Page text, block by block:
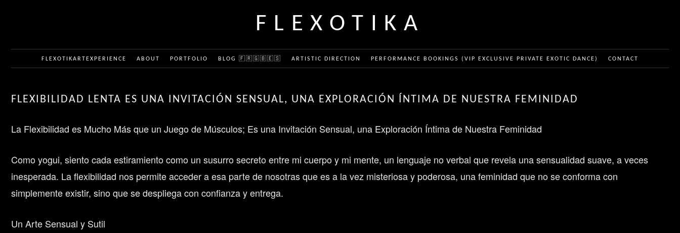
FLEXOTIKA
FLEXOTIKARTEXPERIENCE ABOUT PORTFOLIO BLOG 🇫🇷🇬🇧🇪🇸 ARTISTIC DIRECTION PERFORMANCE BOOKINGS (VIP EXCLUSIVE PRIVATE EXOTIC DANCE) CONTACT
FLEXIBILIDAD LENTA ES UNA INVITACIÓN SENSUAL, UNA EXPLORACIÓN ÍNTIMA DE NUESTRA FEMINIDAD
La Flexibilidad es Mucho Más que un Juego de Músculos; Es una Invitación Sensual, una Exploración Íntima de Nuestra Feminidad
Como yogui, siento cada estiramiento como un susurro secreto entre mi cuerpo y mi mente, un lenguaje no verbal que revela una sensualidad suave, a veces
inesperada. La flexibilidad nos permite acceder a esa parte de nosotras que es a la vez misteriosa y poderosa, una feminidad que no se conforma con
simplemente existir, sino que se despliega con confianza y entrega.
Un Arte Sensual y Sutil